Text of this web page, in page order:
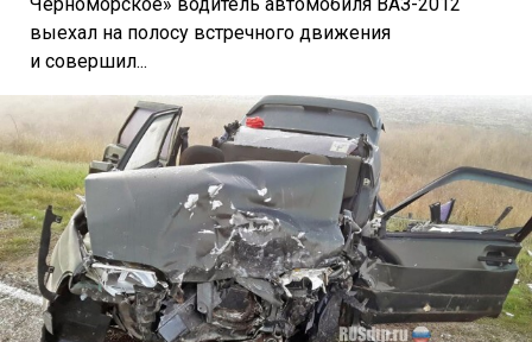
выехал на полосу встречного движения
и совершил...